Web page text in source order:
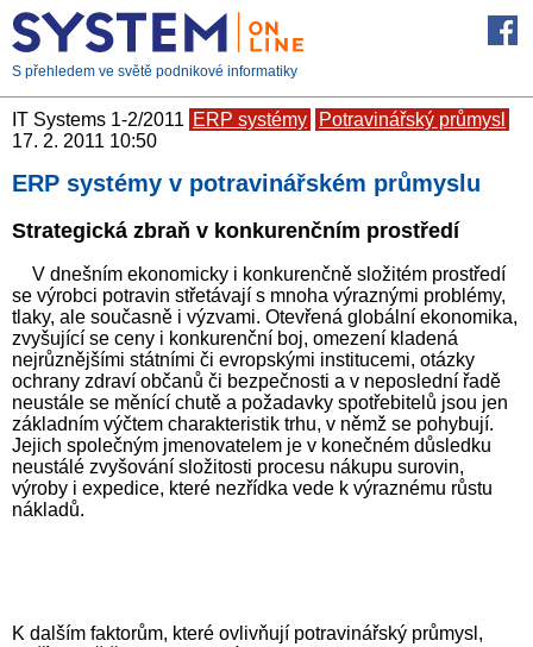
S přehledem ve světě podnikové informatiky
IT Systems 1-2/2011 ERP systémy
Potravinářský průmysl
17. 2. 2011 10:50
ERP systémy v potravinářském průmyslu
Strategická zbraň v konkurenčním prostředí
V dnešním ekonomicky i konkurenčně složitém prostředí
se výrobci potravin střetávají s mnoha výraznými problémy,
tlaky, ale současně i výzvami. Otevřená globální ekonomika,
zvyšující se ceny i konkurenční boj, omezení kladená
nejrůznějšími státními či evropskými institucemi, otázky
ochrany zdraví občanů či bezpečnosti a v neposlední řadě
neustále se měnící chutě a požadavky spotřebitelů jsou jen
základním výčtem charakteristik trhu, v němž se pohybují.
Jejich společným jmenovatelem je v konečném důsledku
neustálé zvyšování složitosti procesu nákupu surovin,
výroby i expedice, které nezřídka vede k výraznému růstu
nákladů.
K dalším faktorům, které ovlivňují potravinářský průmysl,